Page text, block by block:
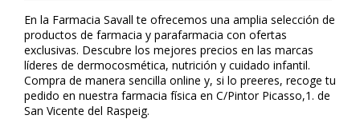
En la Farmacia Savall te ofrecemos una amplia selección de
productos de farmacia y parafarmacia con ofertas
exclusivas. Descubre los mejores precios en las marcas
líderes de dermocosmética, nutrición y cuidado infantil.
Compra de manera sencilla online y, si lo prefieres, recoge tu
pedido en nuestra farmacia física en C/Pintor Picasso,1. de
San Vicente del Raspeig.